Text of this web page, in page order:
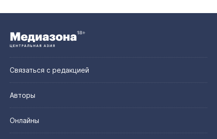
Связаться с редакцией
Авторы
Онлайны